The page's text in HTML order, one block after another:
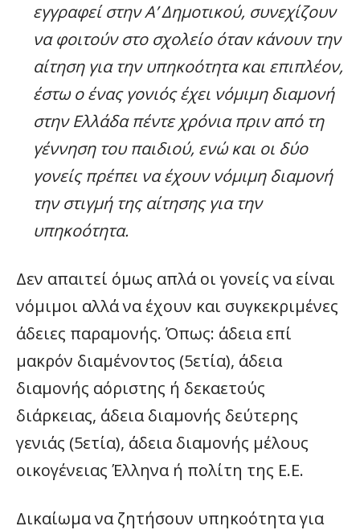
εγγραφεί στην Α’ Δημοτικού, συνεχίζουν
να φοιτούν στο σχολείο όταν κάνουν την
αίτηση για την υπηκοότητα και επιπλέον,
έστω ο ένας γονιός έχει νόμιμη διαμονή
στην Ελλάδα πέντε χρόνια πριν από τη
γέννηση του παιδιού, ενώ και οι δύο
γονείς πρέπει να έχουν νόμιμη διαμονή
την στιγμή της αίτησης για την
υπηκοότητα.
Δεν απαιτεί όμως απλά οι γονείς να είναι
νόμιμοι αλλά να έχουν και συγκεκριμένες
άδειες παραμονής. Όπως: άδεια επί
μακρόν διαμένοντος (5ετία), άδεια
διαμονής αόριστης ή δεκαετούς
διάρκειας, άδεια διαμονής δεύτερης
γενιάς (5ετία), άδεια διαμονής μέλους
οικογένειας Έλληνα ή πολίτη της Ε.Ε.
Δικαίωμα να ζητήσουν υπηκοότητα για